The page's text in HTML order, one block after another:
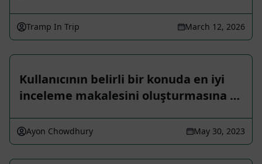
Tramp In Trip March 12, 2026
Kullanıcının belirli bir konuda en iyi
inceleme makalesini oluşturmasına …
Ayon Chowdhury May 30, 2023